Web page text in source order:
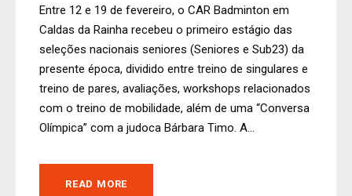
Entre 12 e 19 de fevereiro, o CAR Badminton em
Caldas da Rainha recebeu o primeiro estágio das
seleções nacionais seniores (Seniores e Sub23) da
presente época, dividido entre treino de singulares e
treino de pares, avaliações, workshops relacionados
com o treino de mobilidade, além de uma “Conversa
Olímpica” com a judoca Bárbara Timo. A...
READ MORE